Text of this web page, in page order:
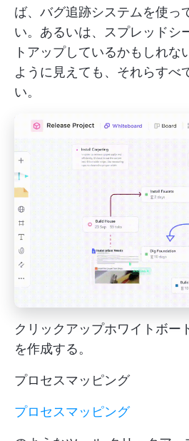
ば、バグ追跡システムを使っ
い。あるいは、スプレッドシ
トアップしているかもしれな
ように見えても、それらすべ
い。
クリックアップホワイトボー
を作成する。
プロセスマッピング
プロセスマッピング